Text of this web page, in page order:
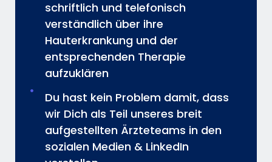
schriftlich und telefonisch
verständlich über ihre
Hauterkrankung und der
entsprechenden Therapie
aufzuklären
Du hast kein Problem damit, dass
wir Dich als Teil unseres breit
aufgestellten Ärzteteams in den
sozialen Medien & LinkedIn